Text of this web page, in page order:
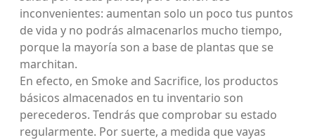
inconvenientes: aumentan solo un poco tus puntos
de vida y no podrás almacenarlos mucho tiempo,
porque la mayoría son a base de plantas que se
marchitan.
En efecto, en Smoke and Sacrifice, los productos
básicos almacenados en tu inventario son
perecederos. Tendrás que comprobar su estado
regularmente. Por suerte, a medida que vayas